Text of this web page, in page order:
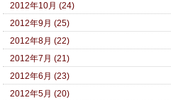
2012年10月 (24)
2012年9月 (25)
2012年8月 (22)
2012年7月 (21)
2012年6月 (23)
2012年5月 (20)